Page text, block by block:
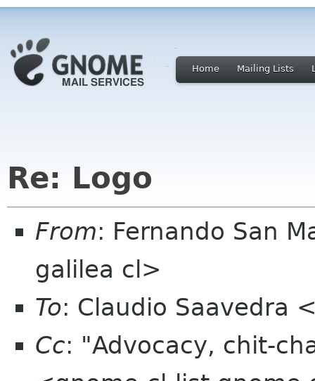
Home Mailing Lists
Re: Logo
From: Fernando San
galilea cl>
To: Claudio Saavedra
Cc: "Advocacy, chit-